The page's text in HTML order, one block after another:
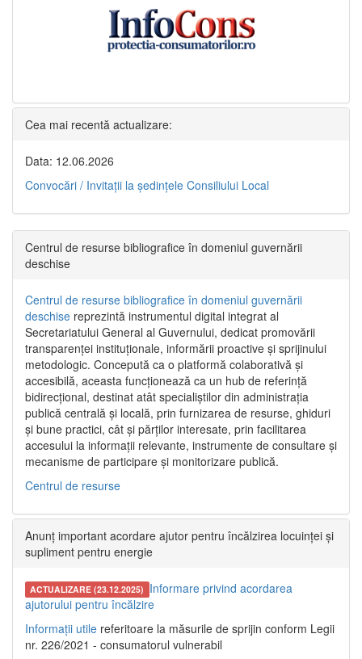
Cea mai recentă actualizare:
Data: 12.06.2026
Convocări / Invitaţii la şedinţele Consiliului Local
Centrul de resurse bibliografice în domeniul guvernării
deschise
Centrul de resurse bibliografice în domeniul guvernării
deschise reprezintă instrumentul digital integrat al
Secretariatului General al Guvernului, dedicat promovării
transparenței instituționale, informării proactive și sprijinului
metodologic. Concepută ca o platformă colaborativă și
accesibilă, aceasta funcționează ca un hub de referință
bidirecțional, destinat atât specialiștilor din administrația
publică centrală și locală, prin furnizarea de resurse, ghiduri
și bune practici, cât și părților interesate, prin facilitarea
accesului la informații relevante, instrumente de consultare și
mecanisme de participare și monitorizare publică.
Centrul de resurse
Anunț important acordare ajutor pentru încălzirea locuinței și
supliment pentru energie
ACTUALIZARE (23.12.2025) Informare privind acordarea
ajutorului pentru încălzire
Informații utile referitoare la măsurile de sprijin conform Legii
nr. 226/2021 - consumatorul vulnerabil